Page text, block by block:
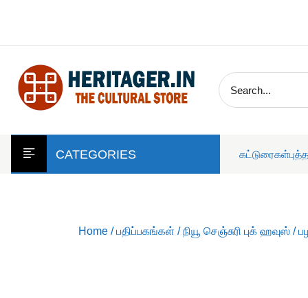
CATEGORIES கட்டுரைகள்
Home /பதிப்பகங்கள் /நியூ செஞ்சுரி புக் ஹவுஸ் /